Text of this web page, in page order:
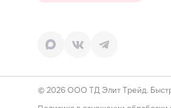
© 2026 ООО ТД Элит Трейд.